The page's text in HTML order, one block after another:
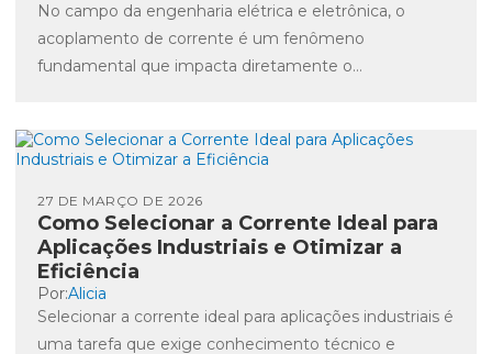
No campo da engenharia elétrica e eletrônica, o
acoplamento de corrente é um fenômeno
fundamental que impacta diretamente o
Como Selecionar a Corrente Ideal para
Aplicações Industriais e Otimizar a
Eficiência
27 DE MARÇO DE 2026
Por:Alicia
Selecionar a corrente ideal para aplicações industriais é
uma tarefa que exige conhecimento técnico e